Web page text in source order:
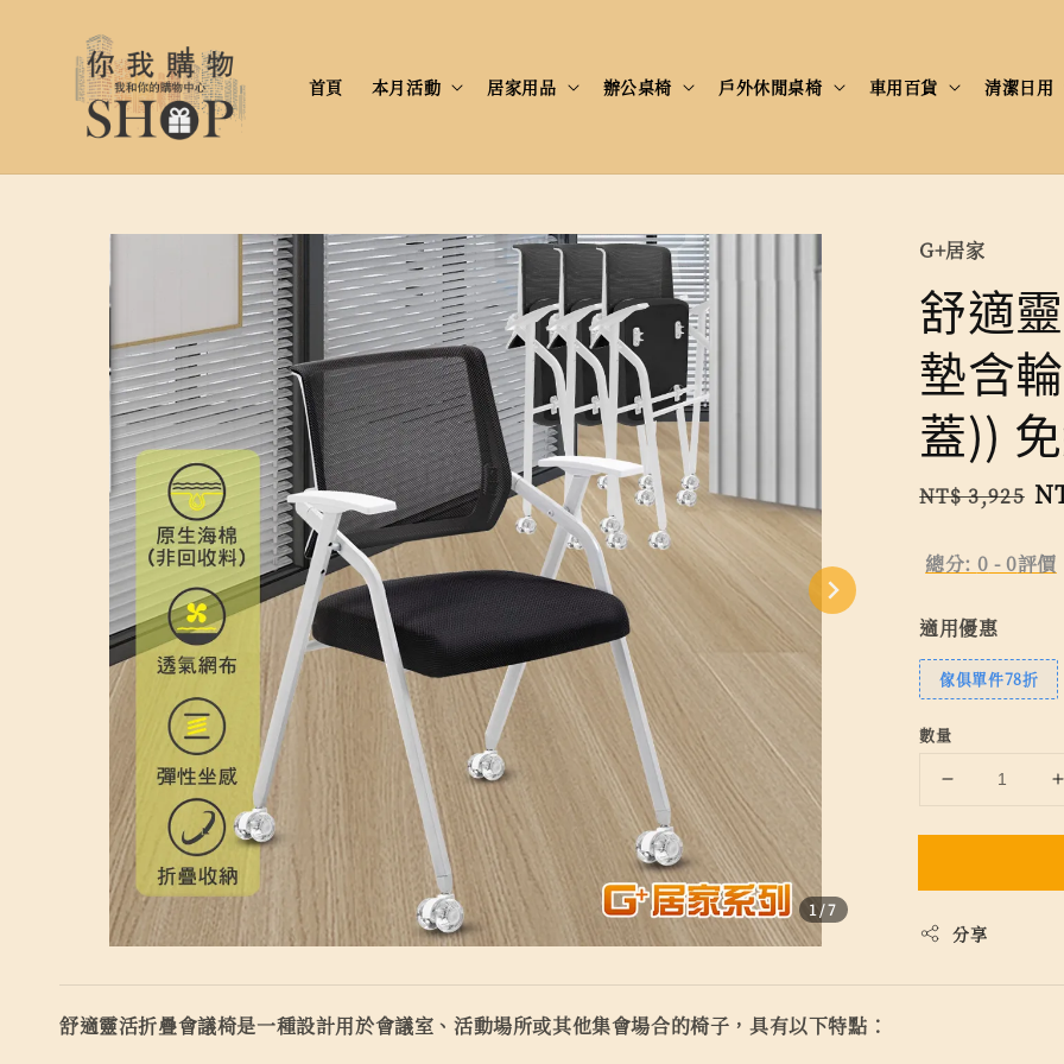
首頁 本月活動 居家用品 辦公桌椅 戶外休閒桌椅 車用百貨 清潔日用
1 /7
G+居家
舒適
墊含
蓋))
Regular
NT$ 3,925
總分: 0 -0評價
適用優惠
傢俱單件78折
數量
分享
舒適靈活折疊會議椅是一種設計用於會議室、活動場所或其他集會場合的椅子，具有以下特點：